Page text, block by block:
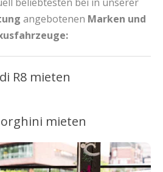
angebotenen Marken und
R8 mieten
mieten